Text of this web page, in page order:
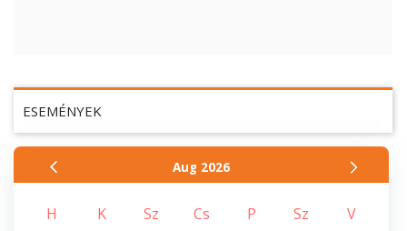
ESEMÉNYEK
Aug 2026
H K Sz Cs P Sz
V